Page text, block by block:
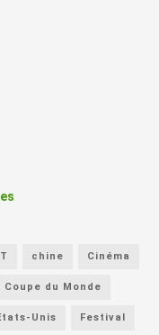
chine Cinéma
Coupe du Monde
Unis Festival